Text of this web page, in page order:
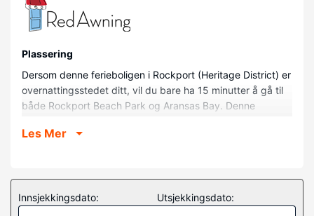
Plassering
Dersom denne ferieboligen i Rockport (Heritage District) er
overnattingsstedet ditt, vil du bare ha 15 minutter å gå til
både Rockport Beach Park og Aransas Bay. Denne
unna Port Aransas strand og 20,5 mi (33 km) unna
Føl deg som hjemme i denne ferieboligen, som er utstyrt
med kjøleskap og smart-TV. Wi-fi (inkludert) gjør at du kan
Les Mer
Innsjekkingsdato: Utsjekkingsdato: